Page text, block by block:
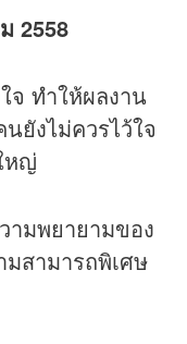
2558
จ ทำให้ผลงาน
ยังไม่ควรไว้ใจ
หญ่
ามพยายามของ
สามารถพิเศษ